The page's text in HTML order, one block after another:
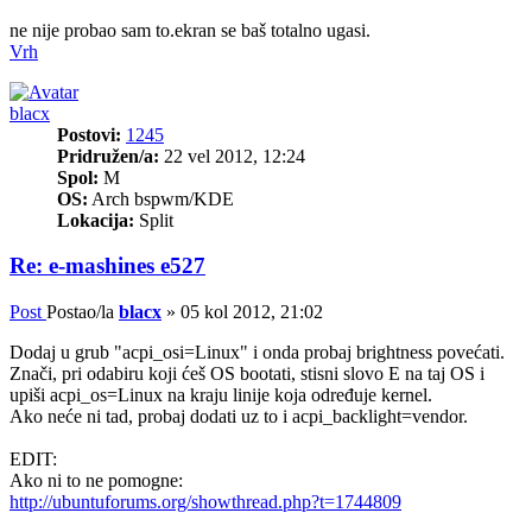
ne nije probao sam to.ekran se baš totalno ugasi.
Vrh
blacx
Postovi: 1245
Pridružen/a: 22 vel 2012, 12:24
Spol: M
OS: Arch bspwm/KDE
Lokacija: Split
Re: e-mashines e527
Post Postao/la blacx » 05 kol 2012, 21:02
Dodaj u grub "acpi_osi=Linux" i onda probaj brightness povećati.
Znači, pri odabiru koji ćeš OS bootati, stisni slovo E na taj OS i
upiši acpi_os=Linux na kraju linije koja određuje kernel.
Ako neće ni tad, probaj dodati uz to i acpi_backlight=vendor.
EDIT:
Ako ni to ne pomogne:
http://ubuntuforums.org/showthread.php?t=1744809